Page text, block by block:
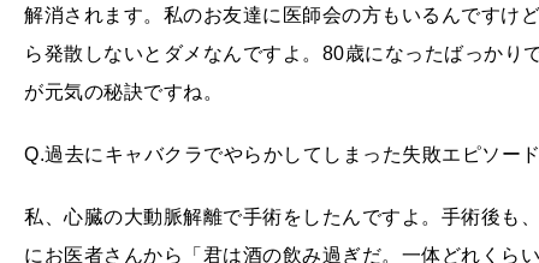
解消されます。私のお友達に医師会の方もいるんですけ
ら発散しないとダメなんですよ。80歳になったばっかり
が元気の秘訣ですね。
Q.過去にキャバクラでやらかしてしまった失敗エピソー
私、心臓の大動脈解離で手術をしたんですよ。手術後も
にお医者さんから「君は酒の飲み過ぎだ。一体どれく